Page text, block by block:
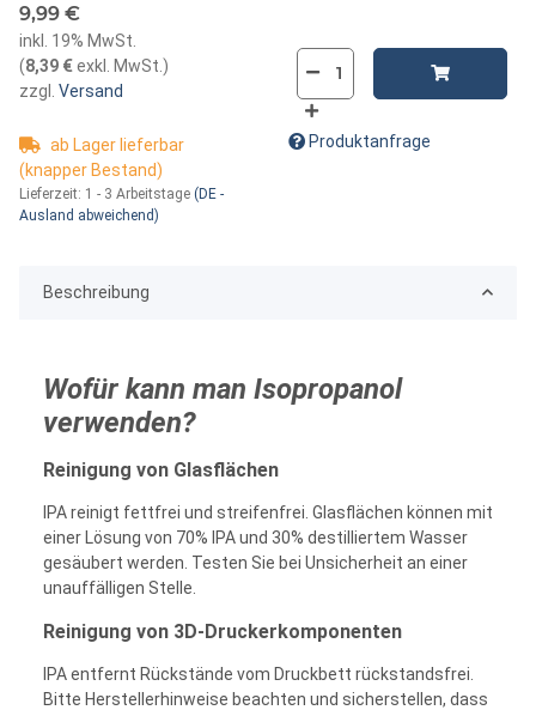
9,99 €
inkl. 19% MwSt.
(8,39 €exkl. MwSt. )
zzgl.
Versand
ab Lager lieferbar
(knapper Bestand)
Lieferzeit: 1 - 3 Arbeitstage (DE -
Ausland abweichend)
Produktanfrage
Beschreibung
Wofür kann man Isopropanol
verwenden?
Reinigung von Glasflächen
IPA reinigt fettfrei und streifenfrei. Glasflächen können mit
einer Lösung von 70% IPA und 30% destilliertem Wasser
gesäubert werden. Testen Sie bei Unsicherheit an einer
unauffälligen Stelle.
Reinigung von 3D-Druckerkomponenten
IPA entfernt Rückstände vom Druckbett rückstandsfrei.
Bitte Herstellerhinweise beachten und sicherstellen, dass